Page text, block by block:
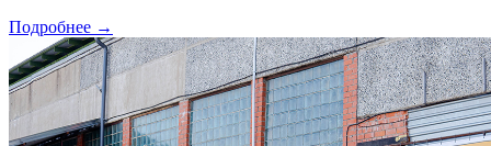
Подробнее →